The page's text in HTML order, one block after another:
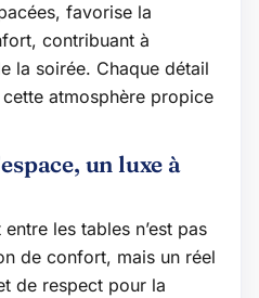
favorise la
contribuant à
la soirée. Chaque détail
atmosphère propice
un luxe à
les tables n’est pas
de confort, mais un réel
de respect pour la